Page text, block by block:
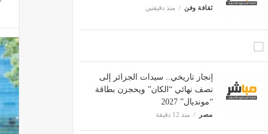
ثقافة وفن منذ دقيقتين
إنجاز تاريخي.. سيدات الجزائر إلى
نصف نهائي “الكان” ويحجزن بطاقة
“مونديال” 2027
مصر منذ 12 دقيقة